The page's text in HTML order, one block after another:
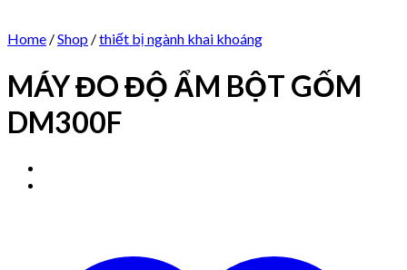
Home /Shop /thiết bị ngành khai khoáng
MÁY ĐO ĐỘ ẨM BỘT GỐM
DM300F